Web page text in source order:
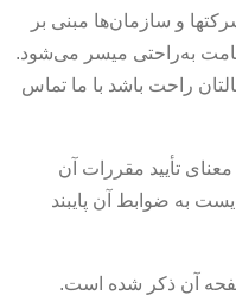
مشکلی وجود ندارد و با نامه رسمی شرکت‎ها و سازمان‌ها مبنی بر
به‌راحتی میسر می‌شود.
راحت باشد با ما تماس
تأیید مقررات آن
به ضوابط آن پایبند
آن ذکر شده است.